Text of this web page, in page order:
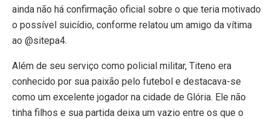
ainda não há confirmação oficial sobre o que teria motivado
o possível suicídio, conforme relatou um amigo da vítima
ao @sitepa4.
Além de seu serviço como policial militar, Titeno era
conhecido por sua paixão pelo futebol e destacava-se
como um excelente jogador na cidade de Glória. Ele não
tinha filhos e sua partida deixa um vazio entre os que o